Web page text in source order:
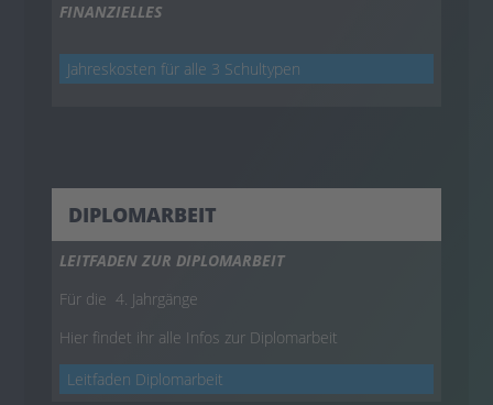
FINANZIELLES
Jahreskosten für alle 3 Schultypen
DIPLOMARBEIT
LEITFADEN ZUR DIPLOMARBEIT
Für die 4. Jahrgänge
Hier findet ihr alle Infos zur Diplomarbeit
Leitfaden Diplomarbeit